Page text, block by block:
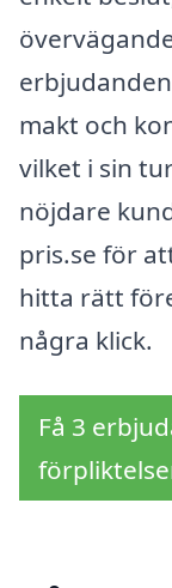
makt och
vilket i sin
nöjdare
pris.se för
hitta rätt
några klick.
Få 3